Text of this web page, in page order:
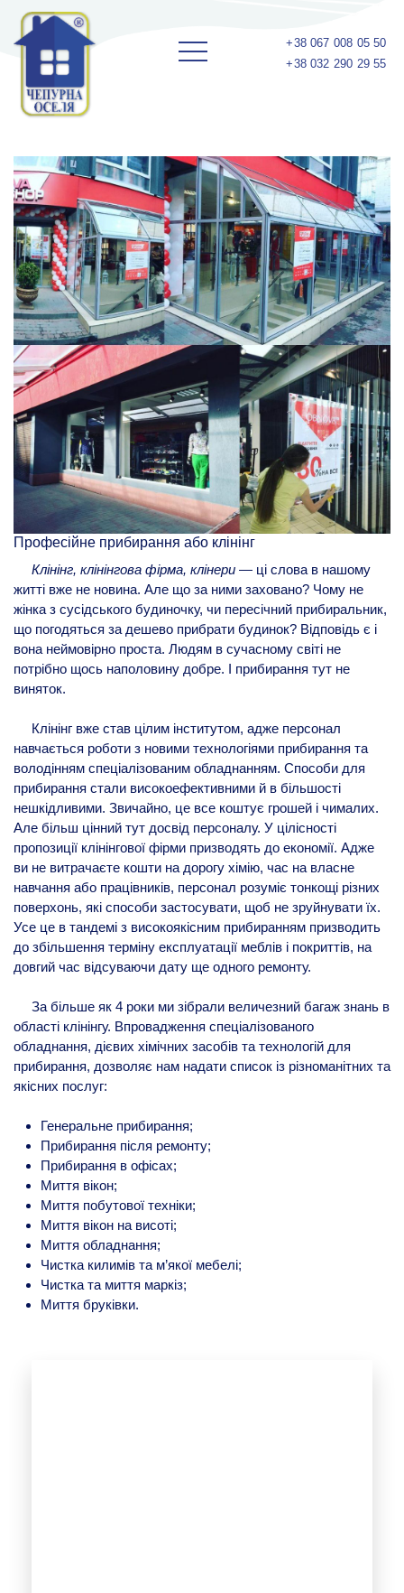
+38 067 008 05 50
+38 032 290 29 55
Професійне прибирання або клінінг
Клінінг, клінінгова фірма, клінери — ці слова в нашому
житті вже не новина. Але що за ними заховано? Чому не
жінка з сусідського будиночку, чи пересічний прибиральник,
що погодяться за дешево прибрати будинок? Відповідь є і
вона неймовірно проста. Людям в сучасному світі не
потрібно щось наполовину добре. І прибирання тут не
виняток.
Клінінг вже став цілим інститутом, адже персонал
навчається роботи з новими технологіями прибирання та
володінням спеціалізованим обладнанням. Способи для
прибирання стали високоефективними й в більшості
нешкідливими. Звичайно, це все коштує грошей і чималих.
Але більш цінний тут досвід персоналу. У цілісності
пропозиції клінінгової фірми призводять до економії. Адже
ви не витрачаєте кошти на дорогу хімію, час на власне
навчання або працівників, персонал розуміє тонкощі різних
поверхонь, які способи застосувати, щоб не зруйнувати їх.
Усе це в тандемі з високоякісним прибиранням призводить
до збільшення терміну експлуатації меблів і покриттів, на
довгий час відсуваючи дату ще одного ремонту.
За більше як 4 роки ми зібрали величезний багаж знань в
області клінінгу. Впровадження спеціалізованого
обладнання, дієвих хімічних засобів та технологій для
прибирання, дозволяє нам надати список із різноманітних та
якісних послуг:
Генеральне прибирання;
Прибирання після ремонту;
Прибирання в офісах;
Миття вікон;
Миття побутової техніки;
Миття вікон на висоті;
Миття обладнання;
Чистка килимів та м’якої мебелі;
Чистка та миття маркіз;
Миття бруківки.